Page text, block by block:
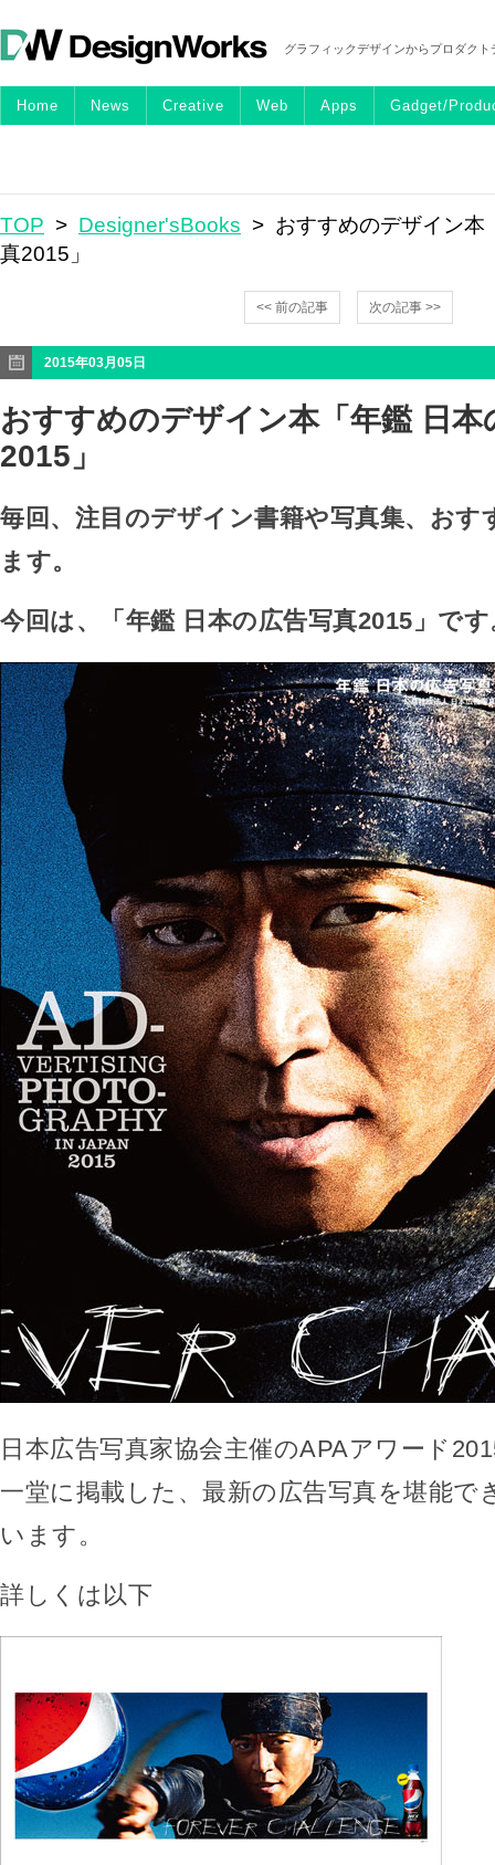
グラフィックデザインからプロダク
Home News Creative Web Apps Gadget/
TOP > Designer'sBooks > おすすめのデザイン本
真2015」
<< 前の記事 次の記事 >>
2015年03月05日
おすすめのデザイン本「年鑑 日本
2015」
毎回、注目のデザイン書籍や写真集、おす
ます。
今回は、「年鑑 日本の広告写真2015」です
日本広告写真家協会主催のAPAアワード
一堂に掲載した、最新の広告写真を堪能で
います。
詳しくは以下